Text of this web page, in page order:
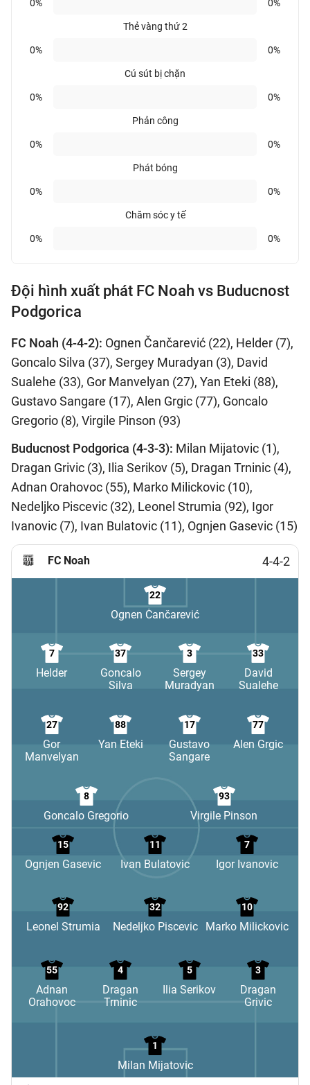
0% 0%
Thẻ vàng thứ 2
0% 0%
Cú sút bị chặn
0% 0%
Phản công
0% 0%
Phát bóng
0% 0%
Chăm sóc y tế
0% 0%
Đội hình xuất phát FC Noah vs Buducnost
Podgorica
FC Noah (4-4-2): Ognen Čančarević (22), Helder (7),
Goncalo Silva (37), Sergey Muradyan (3), David
Sualehe (33), Gor Manvelyan (27), Yan Eteki (88),
Gustavo Sangare (17), Alen Grgic (77), Goncalo
Gregorio (8), Virgile Pinson (93)
Buducnost Podgorica (4-3-3): Milan Mijatovic (1),
Dragan Grivic (3), Ilia Serikov (5), Dragan Trninic (4),
Adnan Orahovoc (55), Marko Milickovic (10),
Nedeljko Piscevic (32), Leonel Strumia (92), Igor
Ivanovic (7), Ivan Bulatovic (11), Ognjen Gasevic (15)
FC Noah 4-4-2
22
Ognen Čančarević
7
Helder
37
Goncalo
Silva
3
Sergey
Muradyan
33
David
Sualehe
27
Gor
Manvelyan
88
Yan Eteki
17
Gustavo
Sangare
77
Alen Grgic
8
Goncalo Gregorio
93
Virgile Pinson
15
Ognjen Gasevic
11
Ivan Bulatovic
7
Igor Ivanovic
92
Leonel Strumia
32
Nedeljko Piscevic
10
Marko Milickovic
55
Adnan
Orahovoc
4
Dragan
Trninic
5
Ilia Serikov
3
Dragan
Grivic
1
Milan Mijatovic